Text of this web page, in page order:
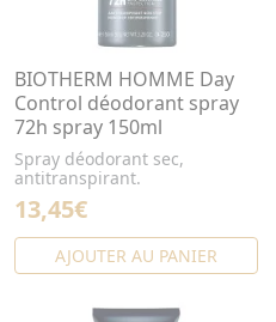
BIOTHERM HOMME Day
Control déodorant spray
72h spray 150ml
Spray déodorant sec,
antitranspirant.
13,45€
AJOUTER AU PANIER